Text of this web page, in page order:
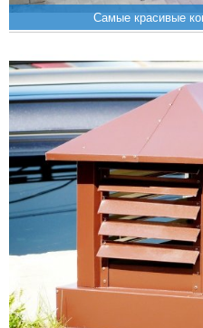
Самые красивые